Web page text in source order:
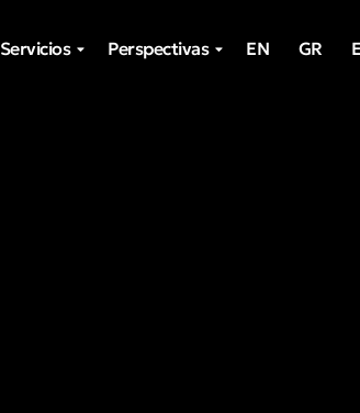
Servicios Perspectivas EN GR